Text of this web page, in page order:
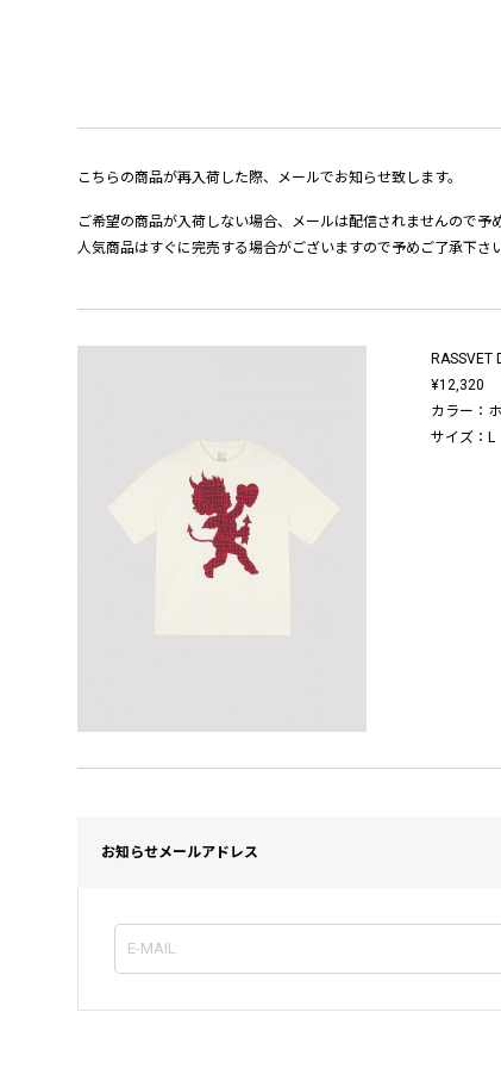
こちらの商品が再入荷した際、メールでお知らせ致します。
ご希望の商品が入荷しない場合、メールは配信されませんので予
人気商品はすぐに完売する場合がございますので予めご了承下さい
RASSVET
¥12,320
カラー：
サイズ：L
お知らせメールアドレス